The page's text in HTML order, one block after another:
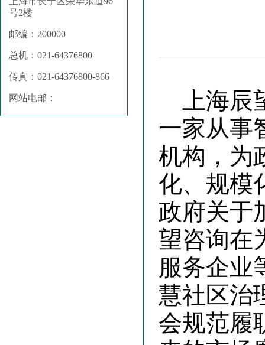
号2楼
邮编：200000
总机：021-64376800
传真：021-64376800-866
网站电邮：
上海辰
一家从事
机构，为
化、规模
政府关于
望咨询在
服务企业
慧社区治
会规范履